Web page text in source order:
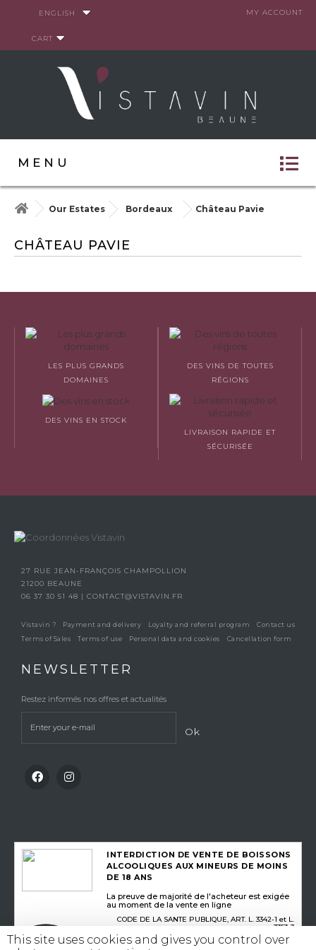
MY ACCOUNT
ENGLISH
CART
MENU
Our Estates Bordeaux Château Pavie
CHÂTEAU PAVIE
LES PLUS GRANDS
DOMAINES
DES VINS DE TOUTES
RÉGIONS
DES VINS EN STOCK
LIVRAISON RAPIDE ET
SÉCURISÉE
27 RUE JEAN-FRANÇOIS CHAMPOLLION
21200 BEAUNE
06 37 30 51 48 | CONTACT@VISTAVIN.FR
Vistavin ? Payment and delivery Loyalty and referral program
Contact us
Terms of Sales
Terms of use Personal data and cookies Cancellation form
NEWSLETTER
Restez informés nos offres et actualités
Ok
INTERDICTION DE VENTE DE BOISSONS
ALCOOLIQUES AUX MINEURS DE MOINS
DE 18 ANS
La preuve de majorité de l'acheteur est exigée
au moment de la vente en ligne
CODE DE LA SANTE PUBLIQUE, ART. L. 3342-1 et L.
3353-3
This site uses cookies and gives you control over